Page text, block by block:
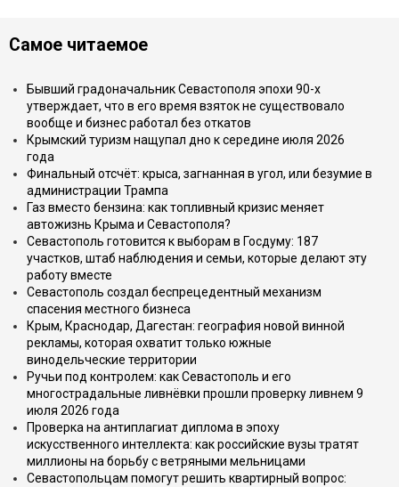
Самое читаемое
Бывший градоначальник Севастополя эпохи 90-х
утверждает, что в его время взяток не существовало
вообще и бизнес работал без откатов
Крымский туризм нащупал дно к середине июля 2026
года
Финальный отсчёт: крыса, загнанная в угол, или безумие в
администрации Трампа
Газ вместо бензина: как топливный кризис меняет
автожизнь Крыма и Севастополя?
Севастополь готовится к выборам в Госдуму: 187
участков, штаб наблюдения и семьи, которые делают эту
работу вместе
Севастополь создал беспрецедентный механизм
спасения местного бизнеса
Крым, Краснодар, Дагестан: география новой винной
рекламы, которая охватит только южные
винодельческие территории
Ручьи под контролем: как Севастополь и его
многострадальные ливнёвки прошли проверку ливнем 9
июля 2026 года
Проверка на антиплагиат диплома в эпоху
искусственного интеллекта: как российские вузы тратят
миллионы на борьбу с ветряными мельницами
Севастопольцам помогут решить квартирный вопрос: